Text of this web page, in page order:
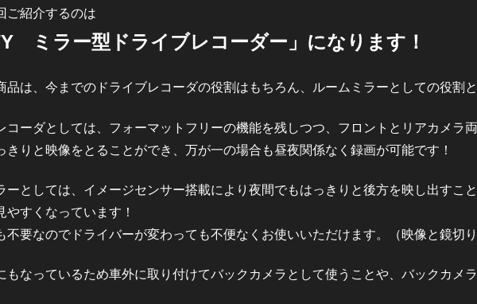
ご紹介するのは
ミラー型ドライブレコーダー」になります！
品は、今までのドライブレコーダの役割はもちろん、ルームミラーとしての役割
コーダとしては、フォーマットフリーの機能を残しつつ、フロントとリアカメ
きりと映像をとることができ、万が一の場合も昼夜関係なく録画が可能です！
ーとしては、イメージセンサー搭載により夜間でもはっきりと後方を映し出すこ
やすくなっています！
不要なのでドライバーが変わっても不便なくお使いいただけます。（映像と鏡切り
もなっているため車外に取り付けてバックカメラとして使うことや、バックカメ